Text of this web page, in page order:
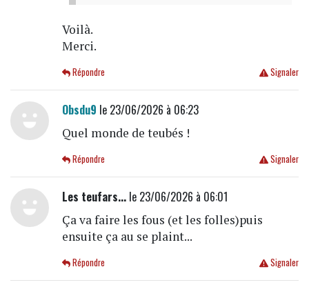
Voilà.
Merci.
Signaler
Répondre
Obsdu9 le 23/06/2026 à 06:23
Quel monde de teubés !
Signaler
Répondre
Les teufars...le 23/06/2026 à 06:01
Ça va faire les fous (et les folles)puis
ensuite ça au se plaint...
Signaler
Répondre